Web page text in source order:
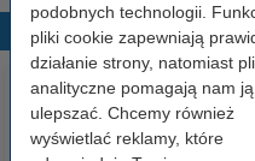
podobnych technologii.
pliki cookie zapewniają
działanie strony, natomiast
analityczne pomagają nam
ulepszać. Chcemy również
wyświetlać reklamy, które